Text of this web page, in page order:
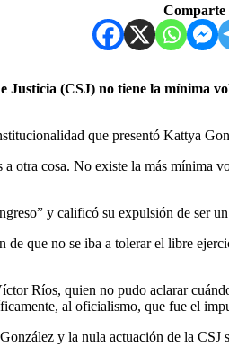
Comparte
que presentó Kattya
a otra cosa. No existe la más
y calificó su expulsión de ser
que no se iba a tolerar el libre
Ríos, quien no pudo aclarar
al oficialismo, que fue el
y la nula actuación de la CSJ